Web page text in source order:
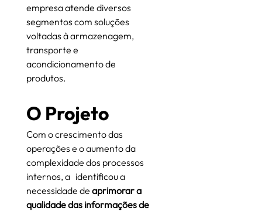
empresa atende diversos
segmentos com soluções
voltadas à armazenagem,
transporte e
acondicionamento de
produtos.
O Projeto
Com o crescimento das
operações e o aumento da
complexidade dos processos
internos, a identificou a
necessidade de aprimorar a
qualidade das informações de